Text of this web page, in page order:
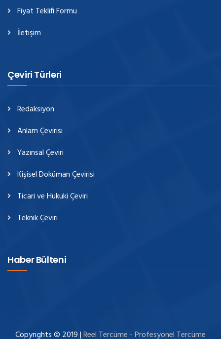
Fiyat Teklifi Formu
İletişim
Çeviri Türleri
Redaksiyon
Anlam Çevirisi
Yazınsal Çeviri
Kişisel Doküman Çevirisi
Ticari ve Hukuki Çeviri
Teknik Çeviri
Haber Bülteni
Copyrights © 2019 |Reel Tercüme - Profesyonel Tercüme